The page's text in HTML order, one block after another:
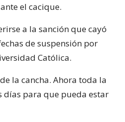
el cacique.
a la sanción que cayó
de suspensión por
Católica.
la cancha. Ahora toda la
días para que pueda estar